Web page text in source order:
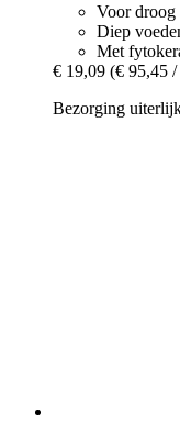
Voor
Diep
Met
€ 19,09 (€ 95,45
Bezorging